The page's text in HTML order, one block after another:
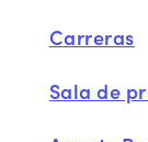
Carreras
Sala de